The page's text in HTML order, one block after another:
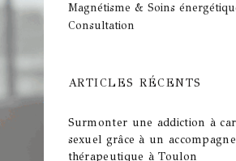
Magnétisme & Soins
Consultation
ARTICLES RÉCENTS
Surmonter une addiction à
sexuel grâce à un
thérapeutique à Toulon